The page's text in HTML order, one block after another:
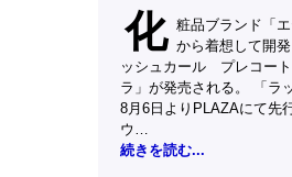
化 粧品ブランド「
から着想して開
ッシュカール プレコー
ラ」が発売される。 「
8月6日よりPLAZAにて
ウ…
続きを読む...